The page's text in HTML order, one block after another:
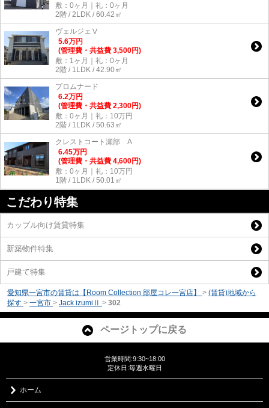
敷：0ヶ月｜礼：0ヶ月
2階 / 2LDK / 60.42㎡
ヴェルジェⅤ
5.6万円
(管理費・共益費 3,500円)
敷：1ヶ月｜礼：0ヶ月
2階 / 1LDK / 42.90㎡
プロムナード
6.2万円
(管理費・共益費 2,300円)
敷：0ヶ月｜礼：10万円
2階 / 1LDK / 50.63㎡
クレストコート瀬部 A
6.45万円
(管理費・共益費 4,600円)
敷：0ヶ月｜礼：10万円
1階 / 1LDK / 50.01㎡
こだわり特集
カップル向け賃貸特集
新築物件特集
戸建て特集
愛知県一宮市の賃貸は【Room Collection 部屋コレ一宮店】 > (賃貸)地域から
探す > 一宮市 > Jack izumiⅡ > 302
ページトップに戻る
営業時間:9:30~18:00
定休日:毎週水曜日
ホーム